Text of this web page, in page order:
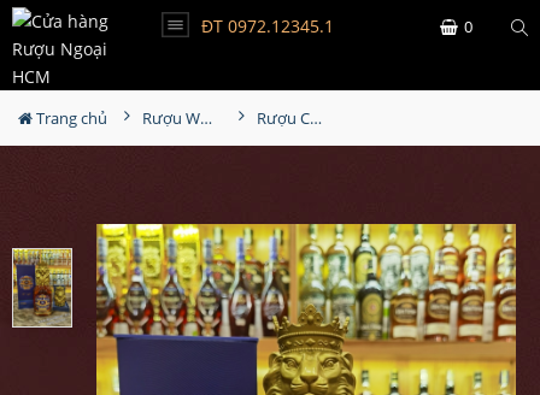
ĐT 0972.12345.1 0
Trang chủ Rượu Whisky Rượu Chivas 18YO Gold Lion (Sư Tử)